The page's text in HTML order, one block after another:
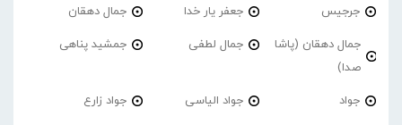
جرجیس جعفر یار خدا جمال دهقان
جمال دهقان (پاشا
صدا)
جمال لطفی جمشید پناهی
جواد جواد الیاسی جواد زارع